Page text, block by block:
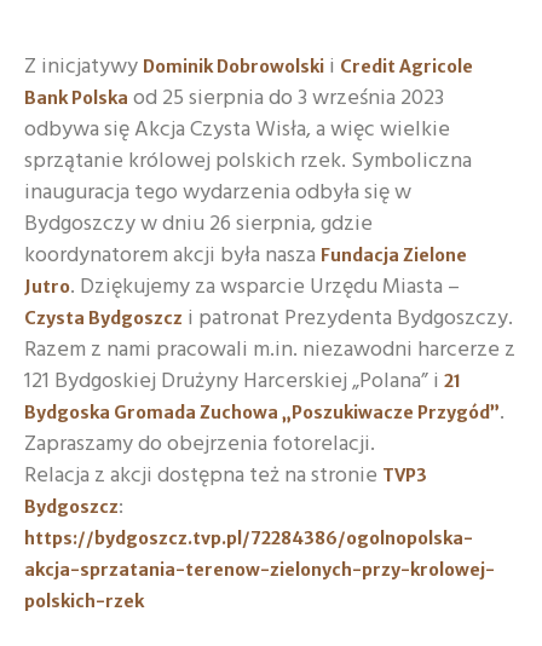
Z inicjatywy Dominik Dobrowolskii Credit Agricole
Bank Polska od 25 sierpnia do 3 września 2023
odbywa się Akcja Czysta Wisła, a więc wielkie
sprzątanie królowej polskich rzek. Symboliczna
inauguracja tego wydarzenia odbyła się w
Bydgoszczy w dniu 26 sierpnia, gdzie
koordynatorem akcji była nasza Fundacja Zielone
Jutro. Dziękujemy za wsparcie Urzędu Miasta –
Czysta Bydgoszcz i patronat Prezydenta Bydgoszczy.
Razem z nami pracowali m.in. niezawodni harcerze z
121 Bydgoskiej Drużyny Harcerskiej „Polana” i 21
Bydgoska Gromada Zuchowa „Poszukiwacze Przygód”.
Zapraszamy do obejrzenia fotorelacji.
Relacja z akcji dostępna też na stronie TVP3
Bydgoszcz:
https://bydgoszcz.tvp.pl/72284386/ogolnopolska-
akcja-sprzatania-terenow-zielonych-przy-krolowej-
polskich-rzek